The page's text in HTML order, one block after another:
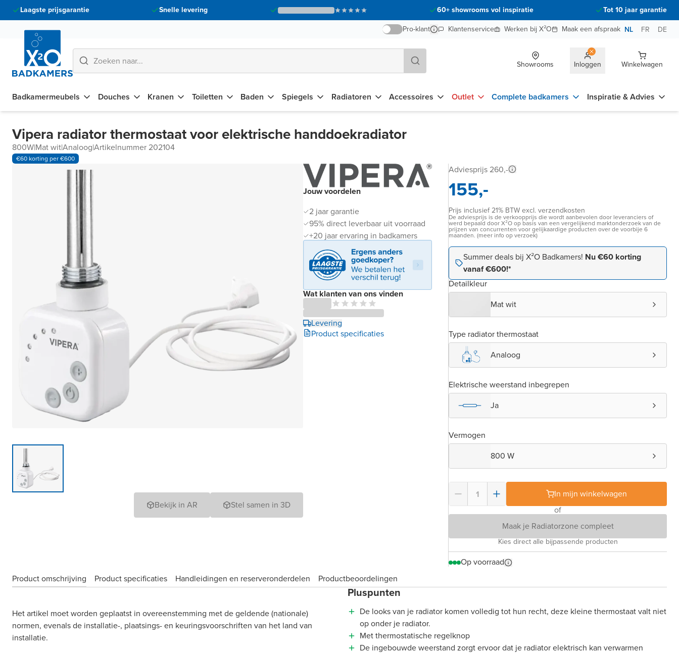
Laagste prijsgarantie Snelle levering 60+ showrooms vol inspiratie
Tot 10 jaar garantie
Pro-klant
Klantenservice Werken bij X²O Maak een afspraak NL FR DE
Showrooms Inloggen Winkelwagen
Badkamermeubels Douches Kranen Toiletten Baden Spiegels Radiatoren Accessoires Outlet Complete badkamers Inspiratie & Advies
Vipera radiator thermostaat voor elektrische handdoekradiator
800W|Mat wit|Analoog|Artikelnummer 202104
€60 korting per €600
Bekijk in AR Stel samen in 3D
Jouw voordelen
2 jaar garantie
95% direct leverbaar uit voorraad
+20 jaar ervaring in badkamers
Wat klanten van ons vinden
Levering
Product specificaties
Adviesprijs 260,-
155,-
Prijs inclusief 21% BTW excl. verzendkosten
De adviesprijs is de verkoopprijs die wordt aanbevolen door leveranciers of
werd bepaald door X²O op basis van een vergelijkend marktonderzoek van de
prijzen van concurrenten voor gelijkaardige producten over de voorbije 6
maanden. (meer info op verzoek)
Summer deals bij X²O Badkamers! Nu €60 korting
vanaf €600!*
Detailkleur
Mat wit
Type radiator thermostaat
Analoog
Elektrische weerstand inbegrepen
Ja
Vermogen
800 W
In mijn winkelwagen
of
Maak je Radiatorzone compleet
Kies direct alle bijpassende producten
Op voorraad
Product omschrijving
Product specificaties Handleidingen en reserveronderdelen Product­beoordelingen
Het artikel moet worden geplaatst in overeenstemming met de geldende (nationale)
normen, evenals de installatie-, plaatsings- en keuringsvoorschriften van het land van
installatie.
Pluspunten
De looks van je radiator komen volledig tot hun recht, deze kleine thermostaat valt niet
op onder je radiator.
Met thermostatische regelknop
De ingebouwde weerstand zorgt ervoor dat je radiator elektrisch kan verwarmen